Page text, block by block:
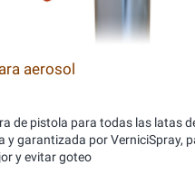
aerosol
de pistola para todas las latas
y garantizada por VerniciSpray,
y evitar goteo